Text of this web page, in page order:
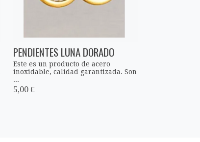
PENDIENTES LUNA DORADO
Este es un producto de acero
inoxidable, calidad garantizada. Son
...
5,00 €